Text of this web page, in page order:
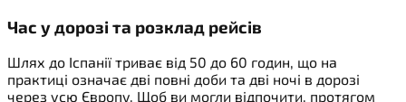
Час у дорозі та розклад рейсів
Шлях до Іспанії триває від 50 до 60 годин, що на
практиці означає дві повні доби та дві ночі в дорозі
через усю Європу. Щоб ви могли відпочити, протягом